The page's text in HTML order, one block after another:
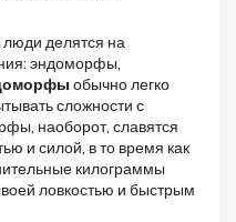
делятся на
эндоморфы,
обычно легко
сложности с
наоборот, славятся
и силой, в то время как
килограммы
ловкостью и быстрым